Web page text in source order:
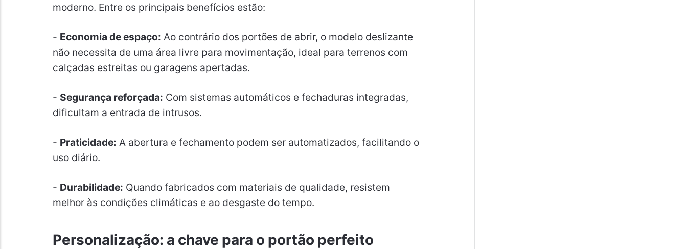
moderno. Entre os principais benefícios estão:
- Economia de espaço: Ao contrário dos portões de abrir, o modelo deslizante
não necessita de uma área livre para movimentação, ideal para terrenos com
calçadas estreitas ou garagens apertadas.
- Segurança reforçada: Com sistemas automáticos e fechaduras integradas,
dificultam a entrada de intrusos.
- Praticidade: A abertura e fechamento podem ser automatizados, facilitando o
uso diário.
- Durabilidade: Quando fabricados com materiais de qualidade, resistem
melhor às condições climáticas e ao desgaste do tempo.
Personalização: a chave para o portão perfeito